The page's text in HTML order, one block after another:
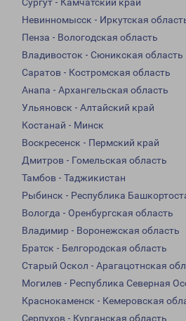
Сургут - Камчатский край
Невинномысск - Иркутская
Пенза - Вологодская область
Владивосток - Сюникская область
Саратов - Костромская область
Анапа - Архангельская область
Ульяновск - Алтайский край
Костанай - Минск
Воскресенск - Пермский край
Дмитров - Гомельская область
Тамбов - Таджикистан
Рыбинск - Республика
Вологда - Оренбургская область
Владимир - Воронежская область
Братск - Белгородская область
Старый Оскол - Арагацотнская
Могилев - Республика Северная
Краснокаменск - Кемеровская
Серпухов - Курганская область